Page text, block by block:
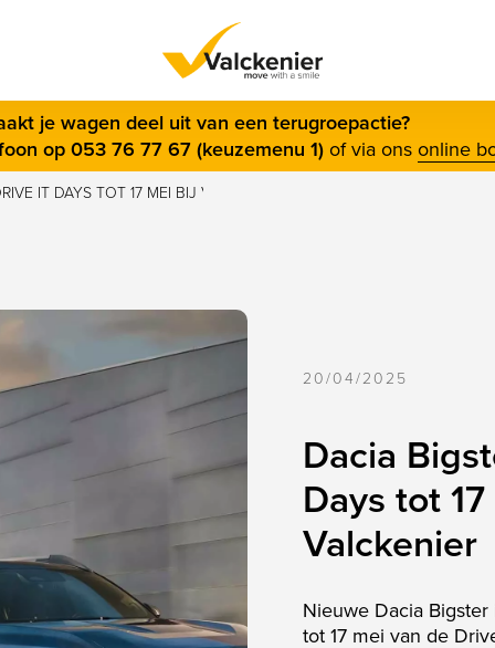
je wagen deel uit van een terugroepactie?
op 053 76 77 67 (keuzemenu 1) of via onsonline
IT DAYS TOT 17 MEI BIJ VALCKENIER
20/04/2025
Dacia
Days tot
Valckenier
Nieuwe Dacia
tot 17 mei van de